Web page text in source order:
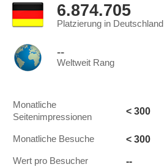
6.874.705
Platzierung in Deutschland
--
Weltweit Rang
Monatliche
Seitenimpressionen
< 300
Monatliche Besuche < 300
Wert pro Besucher --